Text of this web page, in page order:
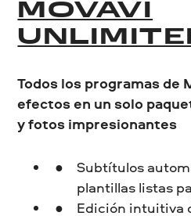
MOVAVI
Todos los programas de
efectos en un solo
y fotos impresionantes
Subtítulos
plantillas listas
Edición intuitiva